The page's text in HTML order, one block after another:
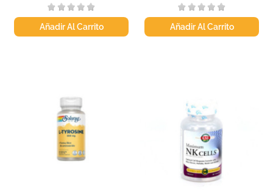
Añadir Al Carrito Añadir Al Carrito